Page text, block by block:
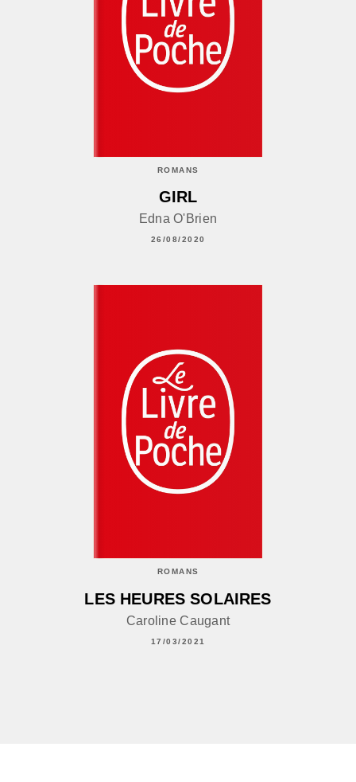
ROMANS
GIRL
Edna O'Brien
26/08/2020
ROMANS
LES HEURES SOLAIRES
Caroline Caugant
17/03/2021